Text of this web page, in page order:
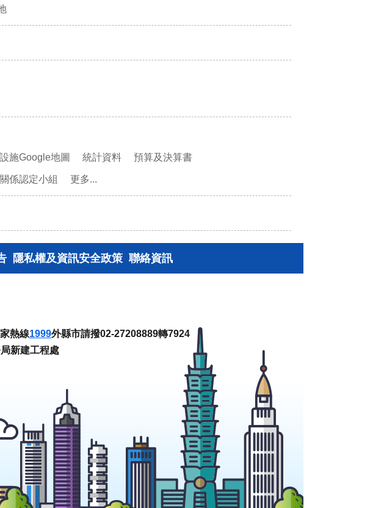
施Google地圖 統計資料 預算及決算書
係認定小組 更多...
隱私權及資訊安全政策 聯絡資訊
熱線1999外縣市請撥02-27208889轉7924
新建工程處